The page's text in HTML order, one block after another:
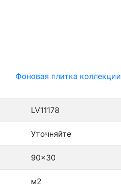
Фоновая плитка коллекции
LV11178
Уточняйте
90x30
м2